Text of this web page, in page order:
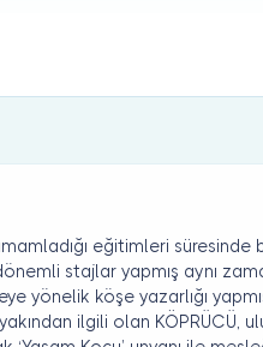
eğitimleri süresinde
stajlar yapmış aynı
yönelik köşe yazarlığı
ilgili olan KÖPRÜCÜ,